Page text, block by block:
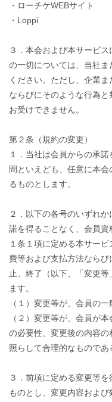
・ローチケWEBサイト
・Loppi
３．本会および本サービ
の一切については、当社
ください。ただし、企業
ならびにそのような行為と
お受けできません。
第２条（規約の変更）
１．当社は会員からの承
間といえども、任意に本
るものとします。
２．以下の各号のいずれ
諾を得ることなく、会員
１条１項に定める本サー
費等および支払方法なら
止、終了（以下、「変更
ます。
（１）変更等が、会員の
（２）変更等が、会員が
の必要性、変更後の内容
照らして合理的なものであ
３．前項に定める変更等
ものとし、変更内容およ